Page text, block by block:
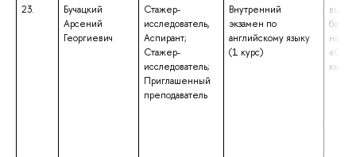
23.
Бучацкий
Арсений
Георгиевич
Стажер-
исследователь,
Аспирант;
Стажер-
исследователь;
Приглашенный
преподаватель
Внутренний
экзамен по
английскому языку
(1 курс)